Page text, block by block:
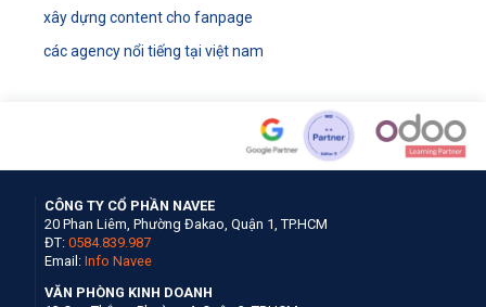
xây dựng content cho fanpage
các agency nổi tiếng tại việt nam
CÔNG TY CỔ PHẦN NAVEE
20 Phan Liêm, Phường Đakao, Quận 1, TP.HCM
ĐT: 0584.839.987
Email: Info Navee
VĂN PHÒNG KINH DOANH